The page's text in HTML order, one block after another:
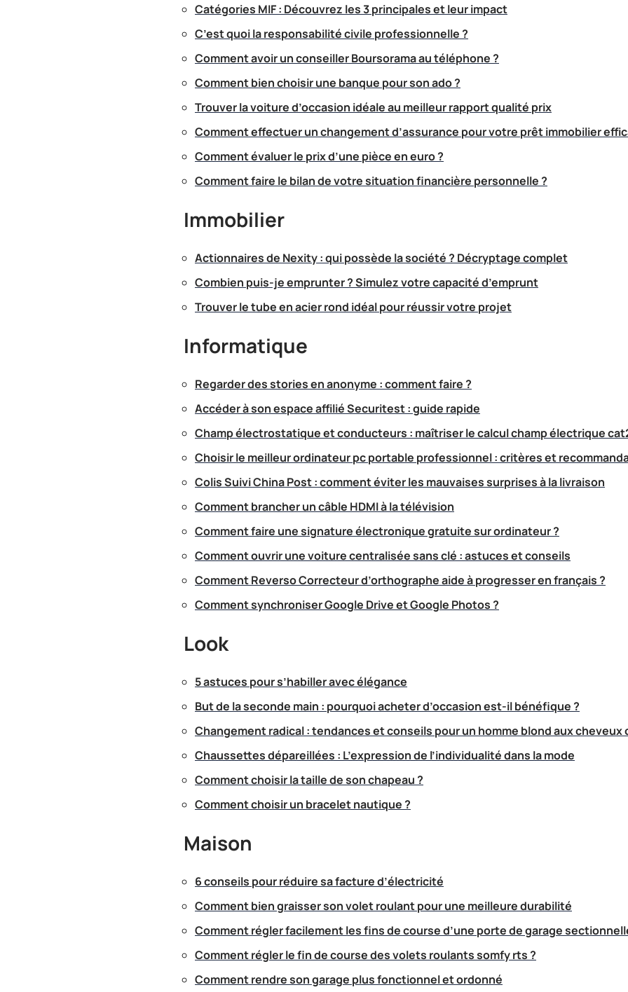
Catégories MIF : Découvrez les 3 principales et leur impact
C’est quoi la responsabilité civile professionnelle ?
Comment avoir un conseiller Boursorama au téléphone ?
Comment bien choisir une banque pour son ado ?
Trouver la voiture d’occasion idéale au meilleur rapport qualité prix
Comment effectuer un changement d’assurance pour votre prêt immobilier
Comment évaluer le prix d’une pièce en euro ?
Comment faire le bilan de votre situation financière personnelle ?
Immobilier
Actionnaires de Nexity : qui possède la société ? Décryptage complet
Combien puis-je emprunter ? Simulez votre capacité d’emprunt
Trouver le tube en acier rond idéal pour réussir votre projet
Informatique
Regarder des stories en anonyme : comment faire ?
Accéder à son espace affilié Securitest : guide rapide
Champ électrostatique et conducteurs : maîtriser le calcul champ électrique
Choisir le meilleur ordinateur pc portable professionnel : critères et
Colis Suivi China Post : comment éviter les mauvaises surprises à la livraison
Comment brancher un câble HDMI à la télévision
Comment faire une signature électronique gratuite sur ordinateur ?
Comment ouvrir une voiture centralisée sans clé : astuces et conseils
Comment Reverso Correcteur d’orthographe aide à progresser en français ?
Comment synchroniser Google Drive et Google Photos ?
Look
5 astuces pour s’habiller avec élégance
But de la seconde main : pourquoi acheter d’occasion est-il bénéfique ?
Changement radical : tendances et conseils pour un homme blond aux cheveux
Chaussettes dépareillées : L’expression de l’individualité dans la mode
Comment choisir la taille de son chapeau ?
Comment choisir un bracelet nautique ?
Maison
6 conseils pour réduire sa facture d’électricité
Comment bien graisser son volet roulant pour une meilleure durabilité
Comment régler facilement les fins de course d’une porte de garage
Comment régler le fin de course des volets roulants somfy rts ?
Comment rendre son garage plus fonctionnel et ordonné